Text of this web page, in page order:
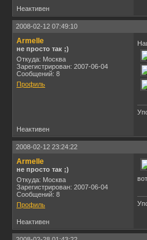
Неактивен
2008-02-12 07:49:10
Armelle
не просто так ;)
Откуда: Москва
Зарегистрирован: 2007-06-04
Сообщений: 8
Профиль
Неактивен
2008-02-12 23:24:22
Armelle
не просто так ;)
Откуда: Москва
Зарегистрирован: 2007-06-04
Сообщений: 8
Профиль
Неактивен